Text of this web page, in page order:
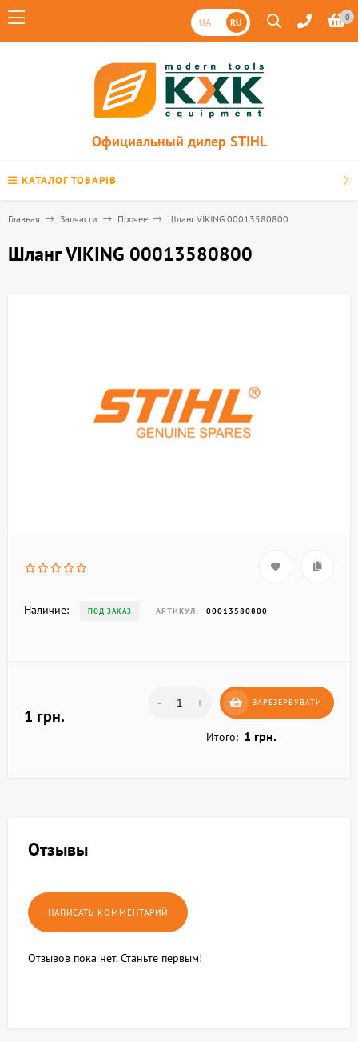
UA RU 0
Официальный дилер STIHL
КАТАЛОГ ТОВАРІВ
Главная Запчасти Прочее Шланг VIKING 00013580800
Шланг VIKING 00013580800
Наличие: ПОД ЗАКАЗ АРТИКУЛ: 00013580800
1 грн.
- + ЗАРЕЗЕРВУВАТИ
Итого: 1 грн.
Отзывы
Отзывов пока нет. Станьте первым!